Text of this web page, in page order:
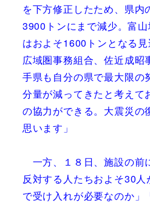
を下方修正したため、県内
3900トンにまで減少。富
はおよそ1600トンとなる
広域圏事務組合、佐近成昭
手県も自分の県で最大限の
分量が減ってきたと考えて
の協力ができる。大震災の
思います」
一方、１８日、施設の前
反対する人たちおよそ30
で受け入れが必要なのか」